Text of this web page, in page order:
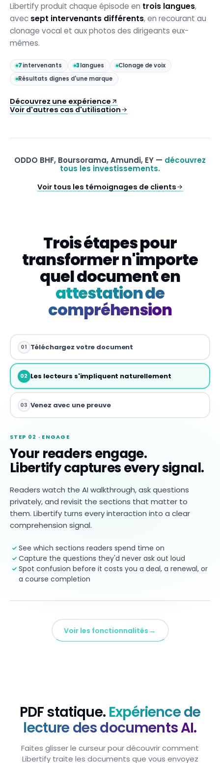
Libertify produit chaque épisode en trois langues,
avec sept intervenants différents, en recourant au
clonage vocal et aux photos des dirigeants eux-
mêmes.
7intervenants 3langues
Clonage de voix
Résultats dignes d'une marque
Découvrez une expérience
Voir d'autres cas d'utilisation
ODDO BHF, Boursorama, Amundi, EY — découvrez
tous les investissements.
Voir tous les témoignages de clients
Trois étapes pour
transformer n'importe
quel document en
attestation de
compréhension
01 Téléchargez votre document
02 Les lecteurs s'impliquent naturellement
03 Venez avec une preuve
STEP 02 · ENGAGE
Your readers engage.
Libertify captures every signal.
Readers watch the AI walkthrough, ask questions
privately, and revisit the sections that matter to
them. Libertify turns every interaction into a clear
comprehension signal.
See which sections readers spend time on
Capture the questions they'd never ask out loud
Spot confusion before it costs you a deal, a renewal, or
a course completion
Voir les fonctionnalités →
PDF statique. Expérience de
lecture des documents AI.
Faites glisser le curseur pour découvrir comment
Libertify traite les documents que vous envoyez